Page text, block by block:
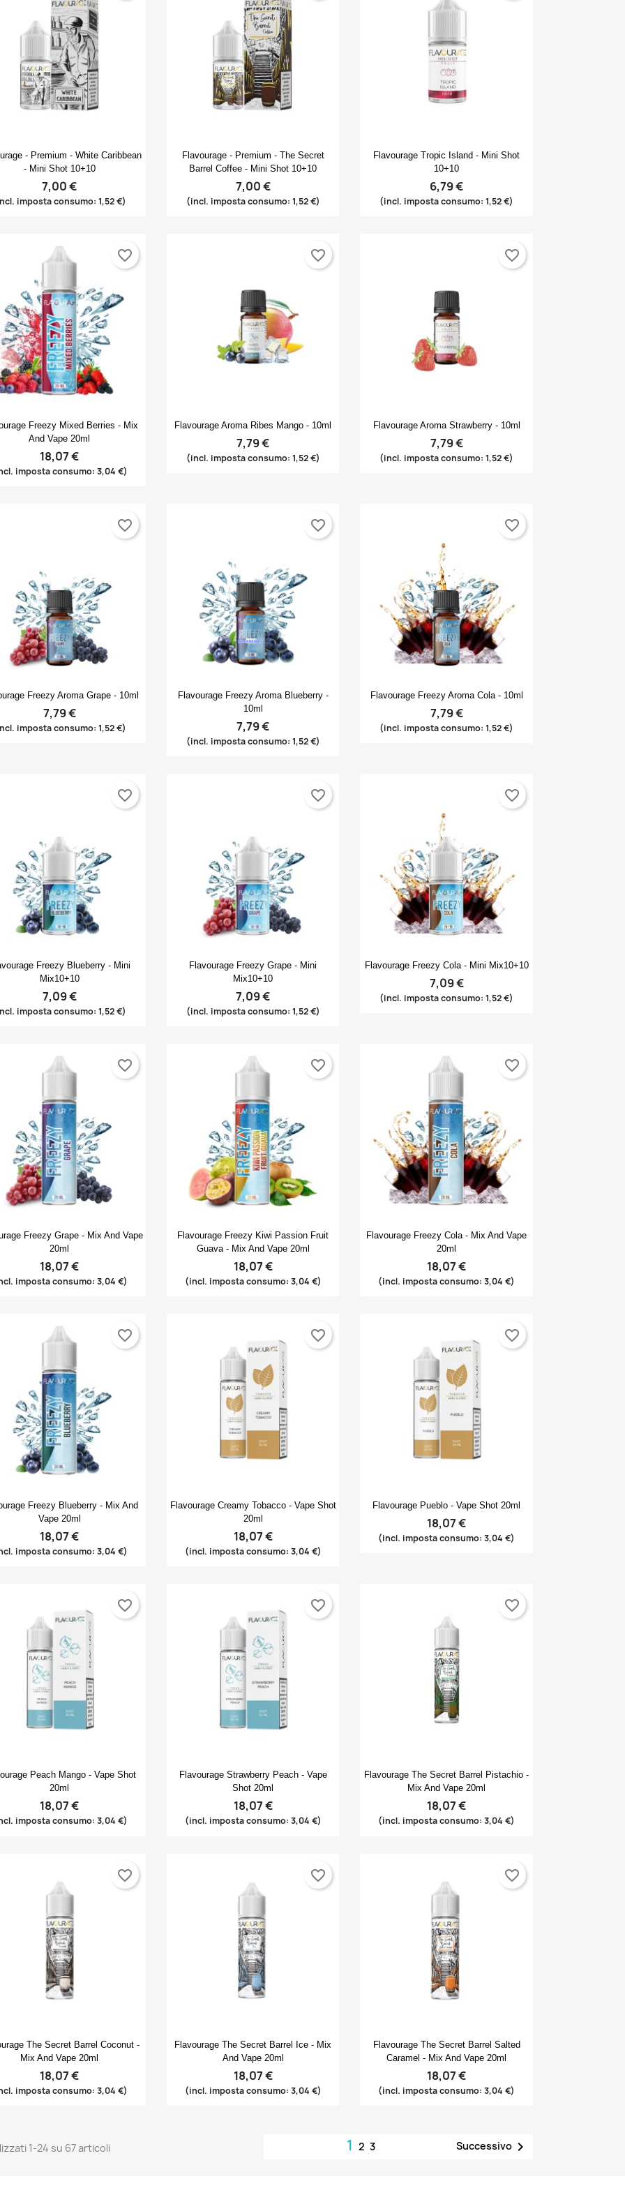
alla lista dei desideri
Create new list
lista dei desideri ×
lista dei desideri
Crea lista dei desideri
×
((cancelText)) ((modalDeleteText))
×
avere effettuato l'accesso per salvare dei prodotti nella tua lista
desideri.
Annulla Accedi
Anteprima
- Premium - White Caribbean
- Mini Shot 10+10
7,00 €
imposta consumo: 1,52 €)
 Anteprima
Flavourage - Premium - The Secret
Barrel Coffee - Mini Shot 10+10
7,00 €
(incl. imposta consumo: 1,52 €)
Anteprima
Flavourage Tropic Island - Mini Shot
10+10
6,79 €
(incl. imposta consumo: 1,52 €)
Anteprima
Freezy Mixed Berries - Mix
And Vape 20ml
18,07 €
imposta consumo: 3,04 €)
favorite_border
Anteprima
Flavourage Aroma Ribes Mango - 10ml
7,79 €
(incl. imposta consumo: 1,52 €)
favorite_border
Anteprima
Flavourage Aroma Strawberry - 10ml
7,79 €
(incl. imposta consumo: 1,52 €)
favorite_border
Anteprima
Freezy Aroma Grape - 10ml
7,79 €
imposta consumo: 1,52 €)
favorite_border
Anteprima
Flavourage Freezy Aroma Blueberry -
10ml
7,79 €
(incl. imposta consumo: 1,52 €)
favorite_border
Anteprima
Flavourage Freezy Aroma Cola - 10ml
7,79 €
(incl. imposta consumo: 1,52 €)
favorite_border
Anteprima
Freezy Blueberry - Mini
Mix10+10
7,09 €
imposta consumo: 1,52 €)
favorite_border
Anteprima
Flavourage Freezy Grape - Mini
Mix10+10
7,09 €
(incl. imposta consumo: 1,52 €)
favorite_border
Anteprima
Flavourage Freezy Cola - Mini Mix10+10
7,09 €
(incl. imposta consumo: 1,52 €)
favorite_border
Anteprima
Freezy Grape - Mix And Vape
20ml
18,07 €
imposta consumo: 3,04 €)
favorite_border
Anteprima
Flavourage Freezy Kiwi Passion Fruit
Guava - Mix And Vape 20ml
18,07 €
(incl. imposta consumo: 3,04 €)
favorite_border
Anteprima
Flavourage Freezy Cola - Mix And Vape
20ml
18,07 €
(incl. imposta consumo: 3,04 €)
favorite_border
Anteprima
Freezy Blueberry - Mix And
Vape 20ml
18,07 €
imposta consumo: 3,04 €)
favorite_border
Anteprima
Flavourage Creamy Tobacco - Vape Shot
20ml
18,07 €
(incl. imposta consumo: 3,04 €)
favorite_border
Anteprima
Flavourage Pueblo - Vape Shot 20ml
18,07 €
(incl. imposta consumo: 3,04 €)
favorite_border
Anteprima
Peach Mango - Vape Shot
20ml
18,07 €
imposta consumo: 3,04 €)
favorite_border
Anteprima
Flavourage Strawberry Peach - Vape
Shot 20ml
18,07 €
(incl. imposta consumo: 3,04 €)
favorite_border
Anteprima
Flavourage The Secret Barrel Pistachio -
Mix And Vape 20ml
18,07 €
(incl. imposta consumo: 3,04 €)
favorite_border
Anteprima
The Secret Barrel Coconut -
Mix And Vape 20ml
18,07 €
imposta consumo: 3,04 €)
favorite_border
Anteprima
Flavourage The Secret Barrel Ice - Mix
And Vape 20ml
18,07 €
(incl. imposta consumo: 3,04 €)
favorite_border
Anteprima
Flavourage The Secret Barrel Salted
Caramel - Mix And Vape 20ml
18,07 €
(incl. imposta consumo: 3,04 €)
favorite_border
1-24 su 67 articoli 123 Successivo